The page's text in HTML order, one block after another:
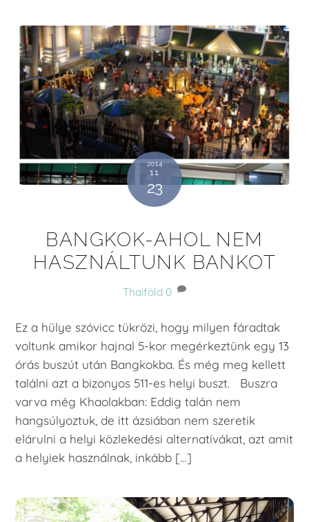
2014
11
23
BANGKOK-AHOL NEM
HASZNÁLTUNK BANKOT
Thaiföld 0
Ez a hülye szóvicc tükrözi, hogy milyen fáradtak
voltunk amikor hajnal 5-kor megérkeztünk egy 13
órás buszút után Bangkokba. És még meg kellett
találni azt a bizonyos 511-es helyi buszt. Buszra
varva még Khaolakban: Eddig talán nem
hangsúlyoztuk, de itt ázsiában nem szeretik
elárulni a helyi közlekedési alternatívákat, azt amit
a helyiek használnak, inkább […]